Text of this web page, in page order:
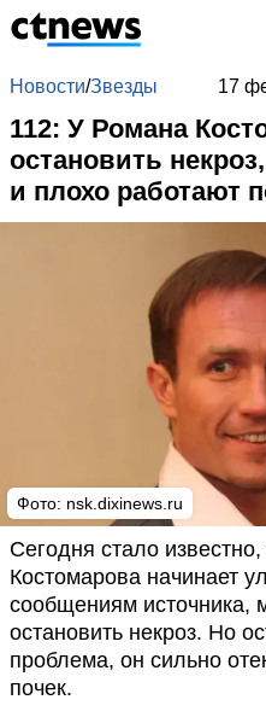
Новости/Звезды 17
112: У Романа
остановить
и плохо работают
Фото: nsk.dixinews.ru
Сегодня стало
Костомарова начинает
сообщениям источника,
остановить некроз. Но
проблема, он сильно
почек.